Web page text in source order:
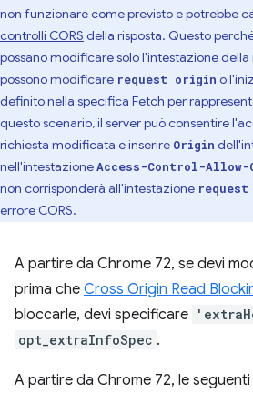
non funzionare come previsto e potrebbe
controlli CORS della risposta. Questo
possano modificare solo l'intestazione della
possono modificare request origin o
definito nella specifica Fetch per
questo scenario, il server può consentire
richiesta modificata e inserire Origin
nell'intestazioneAccess-Control-Allow-
non corrisponderà all'intestazione
errore CORS.
A partire da Chrome 72, se devi
prima che Cross Origin Read
bloccarle, devi specificare
opt_extraInfoSpec .
A partire da Chrome 72, le